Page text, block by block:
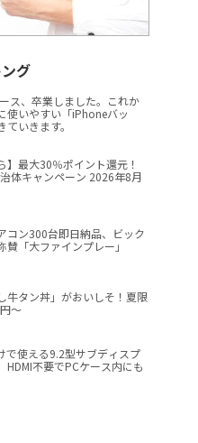
グ
ス、卒業しました。これか
使いやすい「iPhoneバッ
ていきます。
】最大30％ポイント還元！
体キャンペーン 2026年8月
コン300台即日納品、ビック
賛「大ファインプレー」
牛タン丼」がおいしそ！夏限
～
で使える9.2型サブディスプ
不要でPCケース内にも